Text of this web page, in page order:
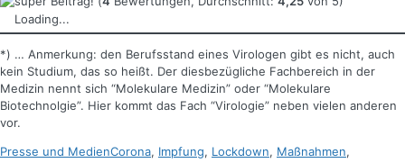
Loading...
*) … Anmerkung: den Berufsstand eines Virologen gibt es nicht, auch
kein Studium, das so heißt. Der diesbezügliche Fachbereich in der
Medizin nennt sich “Molekulare Medizin” oder “Molekulare
Biotechnolgie”. Hier kommt das Fach “Virologie” neben vielen anderen
vor.
Kategorien
Presse und MedienSchlagworte
Corona, Impfung, Lockdown, Maßnahmen,